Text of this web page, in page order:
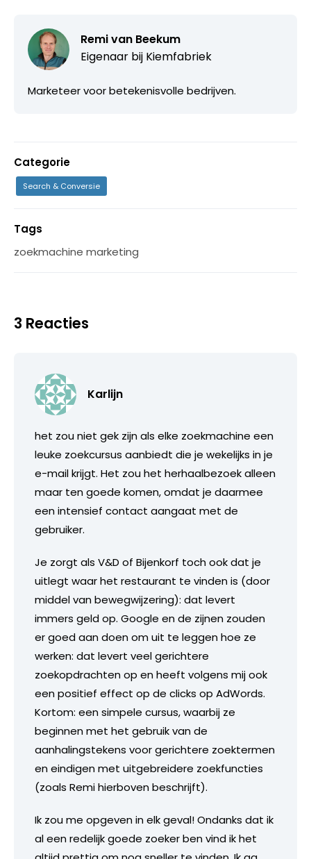
Remi van Beekum
Eigenaar bij Kiemfabriek
Marketeer voor betekenisvolle bedrijven.
Categorie
Search & Conversie
Tags
zoekmachine marketing
3 Reacties
Karlijn
het zou niet gek zijn als elke zoekmachine een
leuke zoekcursus aanbiedt die je wekelijks in je
e-mail krijgt. Het zou het herhaalbezoek alleen
maar ten goede komen, omdat je daarmee
een intensief contact aangaat met de
gebruiker.
Je zorgt als V&D of Bijenkorf toch ook dat je
uitlegt waar het restaurant te vinden is (door
middel van bewegwijzering): dat levert
immers geld op. Google en de zijnen zouden
er goed aan doen om uit te leggen hoe ze
werken: dat levert veel gerichtere
zoekopdrachten op en heeft volgens mij ook
een positief effect op de clicks op AdWords.
Kortom: een simpele cursus, waarbij ze
beginnen met het gebruik van de
aanhalingstekens voor gerichtere zoektermen
en eindigen met uitgebreidere zoekfuncties
(zoals Remi hierboven beschrijft).
Ik zou me opgeven in elk geval! Ondanks dat ik
al een redelijk goede zoeker ben vind ik het